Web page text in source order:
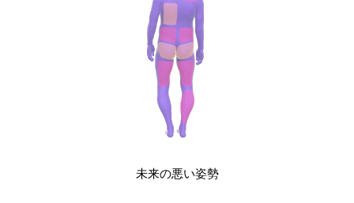
未来の悪い姿勢